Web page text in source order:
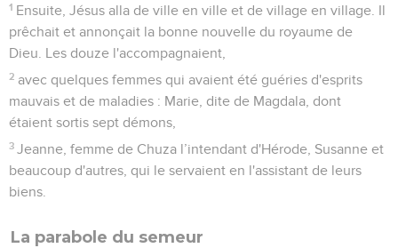
1 Ensuite, Jésus alla de ville en ville et de village en village. Il
prêchait et annonçait la bonne nouvelle du royaume de
Dieu. Les douze l'accompagnaient,
2 avec quelques femmes qui avaient été guéries d'esprits
mauvais et de maladies : Marie, dite de Magdala, dont
étaient sortis sept démons,
3 Jeanne, femme de Chuza l’intendant d'Hérode, Susanne et
beaucoup d'autres, qui le servaient en l'assistant de leurs
biens.
La parabole du semeur